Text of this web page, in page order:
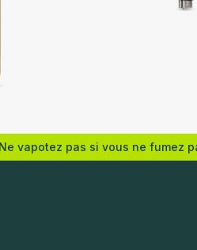
vapotez pas si vous ne fumez